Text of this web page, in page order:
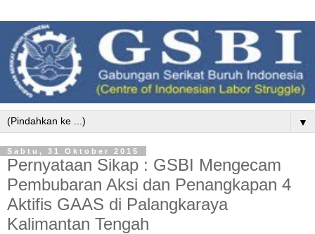
▼
Sabtu, 31 Oktober 2015
Pernyataan Sikap : GSBI Mengecam
Pembubaran Aksi dan Penangkapan 4
Aktifis GAAS di Palangkaraya
Kalimantan Tengah